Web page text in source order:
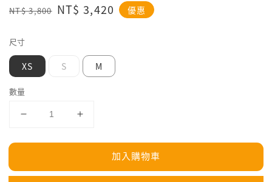
Regular
NT$ 3,800 Sale
NT$ 3,420 優惠
尺寸
XS S M
數量
加入購物車